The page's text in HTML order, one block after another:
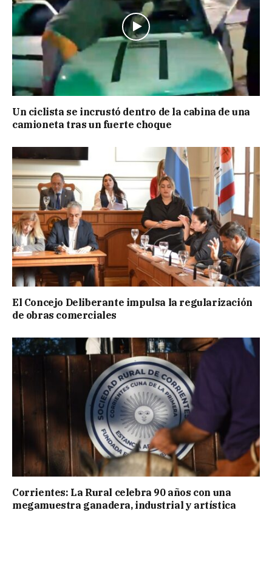
Un ciclista se incrustó dentro de la cabina de una
camioneta tras un fuerte choque
El Concejo Deliberante impulsa la regularización
de obras comerciales
Corrientes: La Rural celebra 90 años con una
megamuestra ganadera, industrial y artística